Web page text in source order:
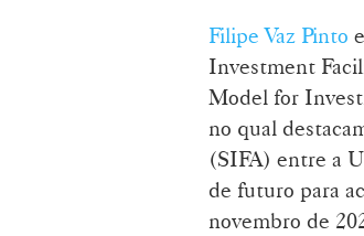
Filipe Vaz Pinto e
Investment
Model for
no qual
(SIFA) entre a
de futuro para
novembro de